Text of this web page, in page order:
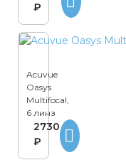
₽
Acuvue
Oasys
Multifocal,
6 линз
2730
₽